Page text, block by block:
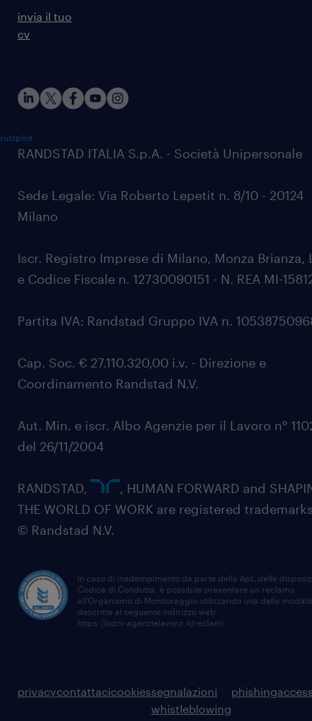
invia il tuo
cv
RANDSTAD ITALIA S.p.A. - Società Unipersonale
Sede Legale: Via Roberto Lepetit n. 8/10 - 20124
Milano
Iscr. Registro Imprese di Milano, Monza Brianza,
e Codice Fiscale n. 12730090151 - N. REA MI-
Partita IVA: Randstad Gruppo IVA n.
Cap. Soc. € 27.110.320,00 i.v. - Direzione e
Coordinamento Randstad N.V.
Aut. Min. e iscr. Albo Agenzie per il Lavoro n°
del 26/11/2004
RANDSTAD,
, HUMAN FORWARD and
THE WORLD OF WORK are registered
© Randstad N.V.
In caso di inadempimento da parte della ApL delle
Codice di Condotta, è possibile presentare un reclamo
all’Organismo di Monitoraggio utilizzando una delle
descritte al seguente indirizzo web
https://odm-agenzielavoro.it/reclami
privacycontattacicookiessegnalazioni
whistleblowing
phishing